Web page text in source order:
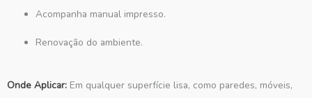
Acompanha manual impresso.
Renovação do ambiente.
Onde Aplicar: Em qualquer superfície lisa, como paredes, móveis,